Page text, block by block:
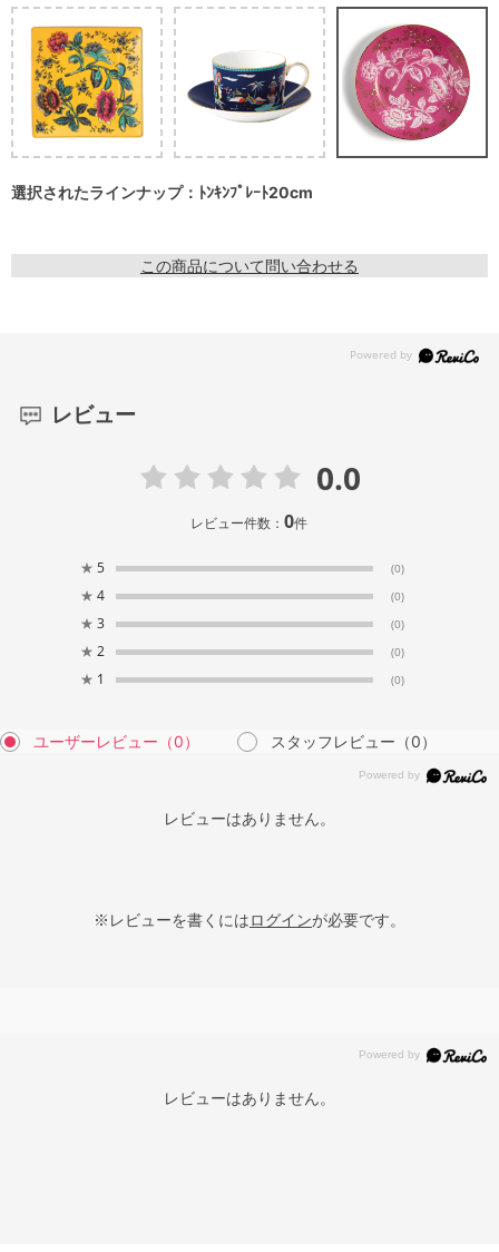
選択されたラインナップ：ﾄﾝｷﾝﾌﾟﾚｰﾄ20cm
この商品について問い合わせる
レビュー
0.0
レビュー件数：0件
★ 5 (0)
★ 4 (0)
★ 3 (0)
★ 2 (0)
★ 1 (0)
ユーザーレビュー （0） スタッフレビュー （0）
レビューはありません。
※レビューを書くにはログインが必要です。
レビューはありません。